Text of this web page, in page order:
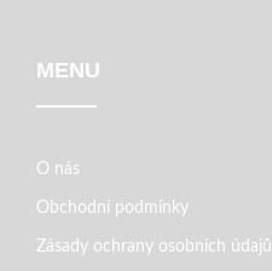
MENU
O nás
Obchodní podmínky
Zásady ochrany osobních údajů